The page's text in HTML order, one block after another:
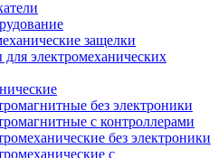
защелки
для электромеханических
без электроники
с контроллерами
без электроники
с